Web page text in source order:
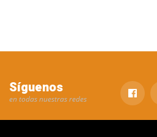
Síguenos
en todas nuestras redes